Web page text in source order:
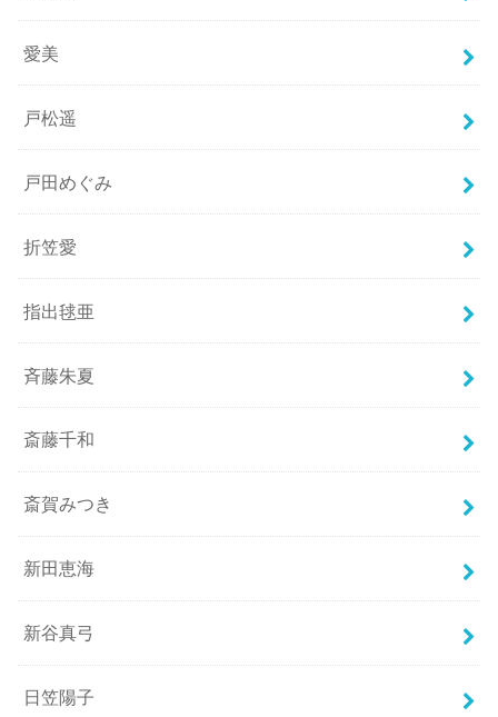
愛美
戸松遥
戸田めぐみ
折笠愛
指出毬亜
斉藤朱夏
斎藤千和
斎賀みつき
新田恵海
新谷真弓
日笠陽子